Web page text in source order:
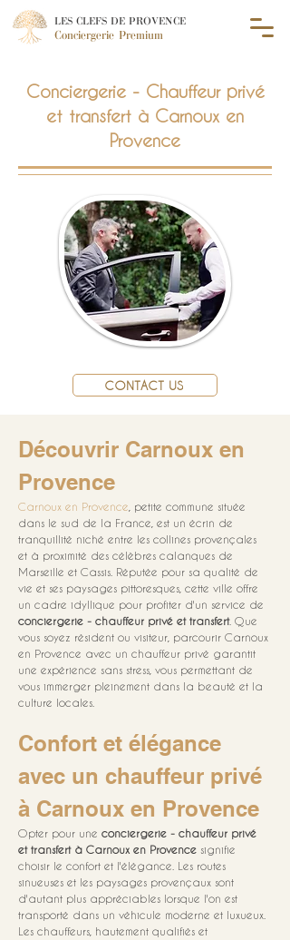
LES CLEFS DE PROVENCE
Conciergerie Premium
Conciergerie - Chauffeur privé
et transfert à Carnoux en
Provence
CONTACT US
Découvrir Carnoux en
Provence
Carnoux en Provence , petite commune située
dans le sud de la France, est un écrin de
tranquillité niché entre les collines provençales
et à proximité des célèbres calanques de
Marseille et Cassis. Réputée pour sa qualité de
vie et ses paysages pittoresques, cette ville offre
un cadre idyllique pour profiter d'un service de
conciergerie - chauffeur privé et transfert. Que
vous soyez résident ou visiteur, parcourir Carnoux
en Provence avec un chauffeur privé garantit
une expérience sans stress, vous permettant de
vous immerger pleinement dans la beauté et la
culture locales.
Confort et élégance
avec un chauffeur privé
à Carnoux en Provence
Opter pour une conciergerie - chauffeur privé
et transfert à Carnoux en Provence signifie
choisir le confort et l'élégance. Les routes
sinueuses et les paysages provençaux sont
d'autant plus appréciables lorsque l'on est
transporté dans un véhicule moderne et luxueux.
Les chauffeurs, hautement qualifiés et